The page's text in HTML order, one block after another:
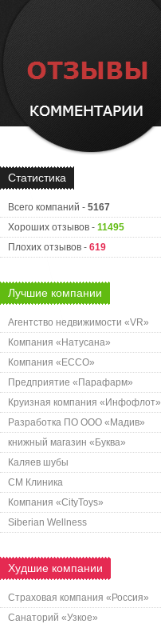
Статистика
Всего компаний - 5167
Хороших отзывов - 11495
Плохих отзывов - 619
Лучшие компании
Агентство недвижимости «VR»
Компания «Натусана»
Компания «ECCO»
Предприятие «Парафарм»
Круизная компания «Инфофлот»
Разработка ПО ООО «Мадив»
книжный магазин «Буква»
Каляев шубы
СМ Клиника
Компания «CityToys»
Siberian Wellness
Худшие компании
Страховая компания «Россия»
Санаторий «Узкое»